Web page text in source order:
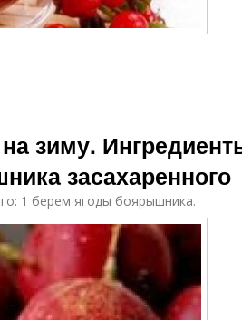
зиму.
засахаренного
1 берем ягоды боярышника.